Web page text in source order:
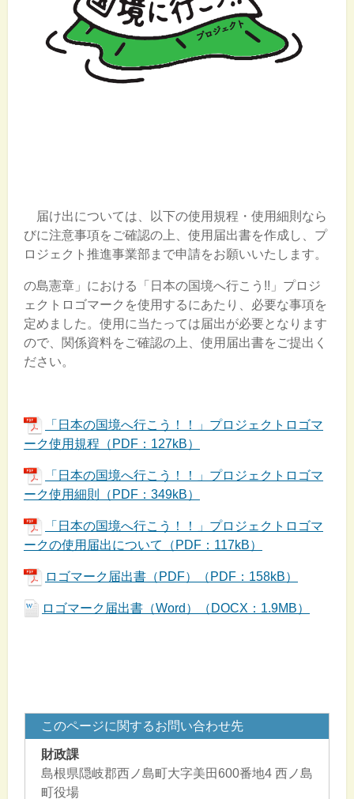
届け出については、以下の使用規程・使用細則なら
びに注意事項をご確認の上、使用届出書を作成し、プ
ロジェクト推進事業部まで申請をお願いいたします。
の島憲章」における「日本の国境へ行こう!!」プロジ
ェクトロゴマークを使用するにあたり、必要な事項を
定めました。使用に当たっては届出が必要となります
ので、関係資料をご確認の上、使用届出書をご提出く
ださい。
「日本の国境へ行こう！！」プロジェクトロゴマ
ーク使用規程（PDF：127kB）
「日本の国境へ行こう！！」プロジェクトロゴマ
ーク使用細則（PDF：349kB）
「日本の国境へ行こう！！」プロジェクトロゴマ
ークの使用届出について（PDF：117kB）
ロゴマーク届出書（PDF）（PDF：158kB）
ロゴマーク届出書（Word）（DOCX：1.9MB）
このページに関するお問い合わせ先
財政課
島根県隠岐郡西ノ島町大字美田600番地4 西ノ島
町役場